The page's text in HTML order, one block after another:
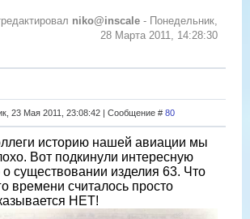
niko@inscale - Понедельник,
28 Марта 2011, 14:28:30
23 Мая 2011, 23:08:42 | Сообщение # 80
историю нашей авиации мы
Вот подкинули интересную
существовании изделия 63. Что
времени считалось просто
НЕТ!